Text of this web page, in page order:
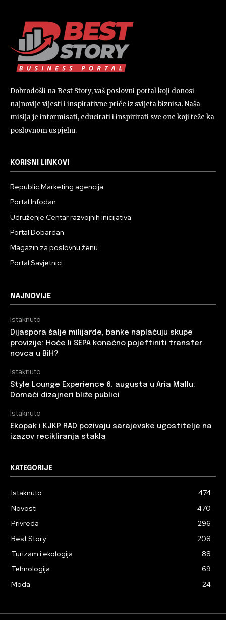
Dobrodošli na Best Story, vaš poslovni portal koji donosi
najnovije vijesti i inspirativne priče iz svijeta biznisa. Naša
misija je informisati, educirati i inspirirati sve one koji teže ka
poslovnom uspjehu.
KORISNI LINKOVI
Republic Marketing agencija
Portal Infodan
Udruženje Centar razvojnih inicijativa
Portal Dobardan
Magazin za poslovnu ženu
Portal Savjetnici
NAJNOVIJE
Istaknuto
Dijaspora šalje milijarde, banke naplaćuju skupe
provizije: Hoće li SEPA konačno pojeftiniti transfer
novca u BiH?
Istaknuto
Style Lounge Experience 6. augusta u Aria Mallu:
Domaći dizajneri bliže publici
Istaknuto
Ekopak i KJKP RAD pozivaju sarajevske ugostitelje na
izazov recikliranja stakla
KATEGORIJE
Istaknuto
474
Novosti
470
Privreda
296
Best Story
208
Turizam i ekologija
88
Tehnologija
69
Moda
24